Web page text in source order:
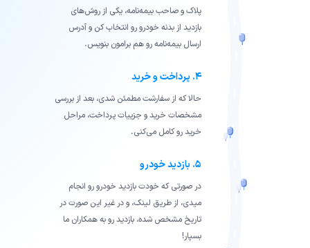
پلاک و صاحب بیمه‌نامه، یکی از روش‌های
بازدید از بدنه خودرو رو انتخاب کن و آدرس
ارسال بیمه‌نامه رو هم برامون بنویس.
۴. پرداخت و خرید
حالا که از سفارشت مطمئن شدی، بعد از بررسی
مشخصات خرید و جزییات پرداخت، مراحل
خرید رو کامل می‌کنی.
۵. بازدید خودرو
در صورتی که خودت بازدید خودرو رو انجام
میدی، از طریق لینک، و در غیر این صورت در
تاریخ مشخص شده، بازدید رو به همکاران ما
بسپار!